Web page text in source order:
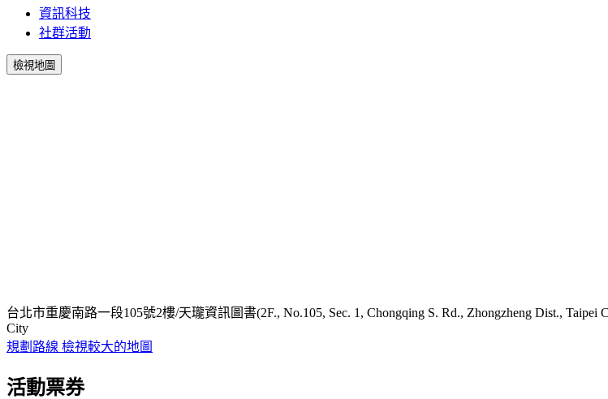
資訊科技
社群活動
檢視地圖
台北市重慶南路一段105號2樓/天瓏資訊圖書(2F., No.105, Sec. 1, Chongqing S. Rd., Zhongzheng Dist., Taipei
City
規劃路線 檢視較大的地圖
活動票券